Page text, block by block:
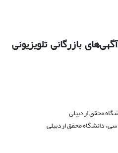
بازرگانی تلویزیونی
محقق اردبیلی
دانشگاه محقق اردبیلی